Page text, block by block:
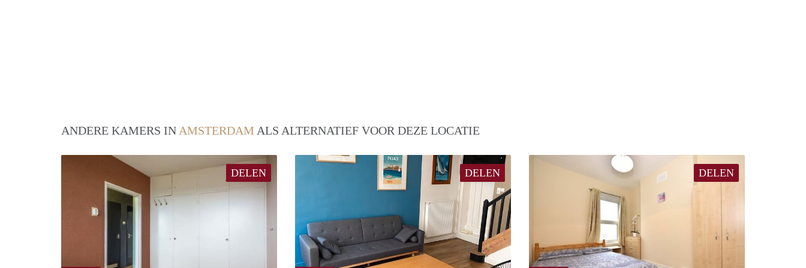
ANDERE KAMERS IN AMSTERDAM ALS ALTERNATIEF VOOR DEZE LOCATIE
DELEN DELEN DELEN